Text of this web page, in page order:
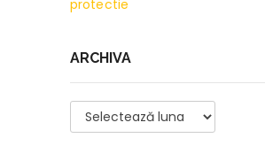
protectie
ARCHIVA
Archiva